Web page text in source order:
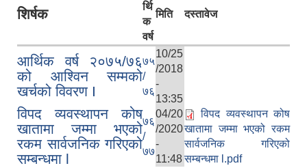
शिर्षक
र्थि
क
वर्ष
मिति दस्तावेज
आर्थिक वर्ष २०७५/७६
को आश्विन सम्मको
खर्चको विवरण I
७५
/
७६
10/25
/2018
-
13:35
विपद व्यवस्थापन कोष
खातामा जम्मा भएको
रकम सार्वजनिक गरिएको
सम्बन्धमा l
७६
/
७७
04/20
/2020
-
11:48
विपद व्यवस्थापन कोष
खातामा जम्मा भएको रकम
सार्वजनिक गरिएको
सम्बन्धमा l.pdf